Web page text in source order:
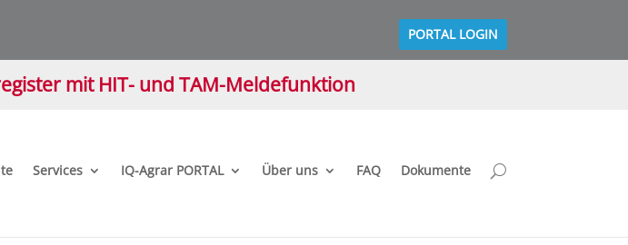
PORTAL LOGIN
mit HIT- und TAM-Meldefunktion
Services IQ-Agrar PORTAL Über uns FAQ Dokumente